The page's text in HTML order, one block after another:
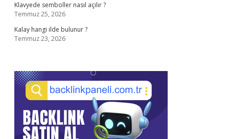
Klavyede semboller nasıl açılır ?
Temmuz 25, 2026
Kalay hangi ilde bulunur ?
Temmuz 23, 2026